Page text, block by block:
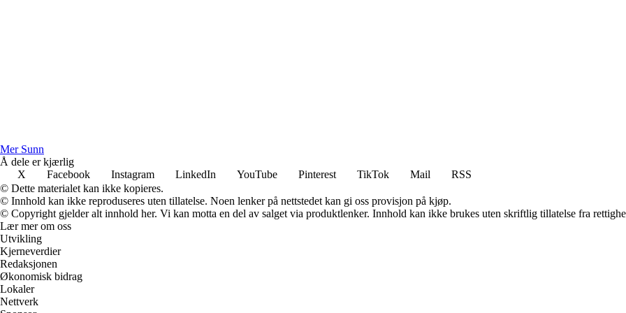
Mer Sunn
Å dele er kjærlig
X
Facebook Instagram LinkedIn YouTube Pinterest TikTok Mail
RSS
© Dette materialet kan ikke kopieres.
© Innhold kan ikke reproduseres uten tillatelse. Noen lenker på nettstedet kan gi oss provisjon på kjøp.
© Copyright gjelder alt innhold her. Vi kan motta en del av salget via produktlenker. Innhold kan ikke brukes uten skriftlig tillatelse fra
Lær mer om oss
Utvikling
Kjerneverdier
Redaksjonen
Økonomisk bidrag
Lokaler
Nettverk